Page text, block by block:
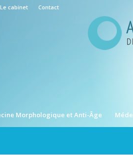
Le cabinet Contact
Morphologique et Anti-Âge